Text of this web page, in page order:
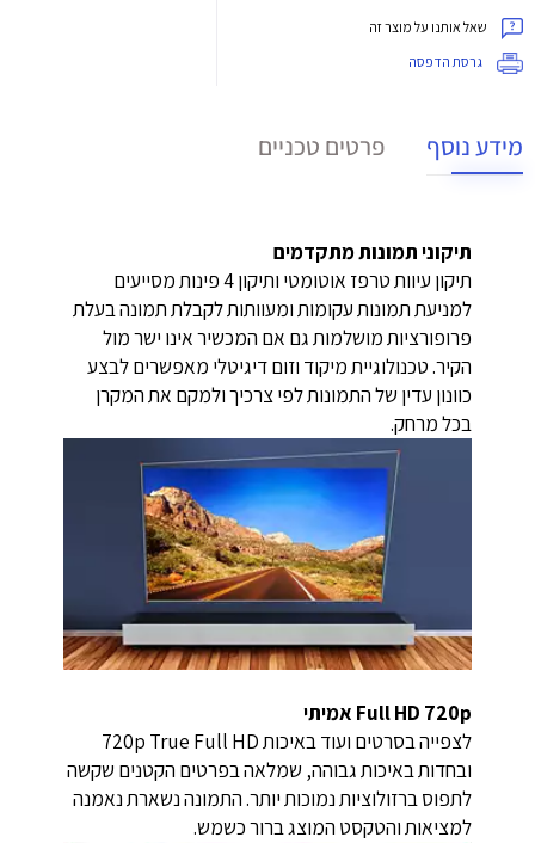
שאל אותנו על מוצר זה
גרסת הדפסה
מידע נוסף פרטים טכניים
תיקוני תמונות מתקדמים
תיקון עיוות טרפז אוטומטי ותיקון 4 פינות מסייעים
למניעת תמונות עקומות ומעוותות לקבלת תמונה בעלת
פרופורציות מושלמות גם אם המכשיר אינו ישר מול
הקיר. טכנולוגיית מיקוד וזום דיגיטלי מאפשרים לבצע
כוונון עדין של התמונות לפי צרכיך ולמקם את המקרן
בכל מרחק.
Full HD 720p אמיתי
לצפייה בסרטים ועוד באיכות True Full HD‏ 720p
ובחדות באיכות גבוהה, שמלאה בפרטים הקטנים שקשה
לתפוס ברזולוציות נמוכות יותר. התמונה נשארת נאמנה
למציאות והטקסט המוצג ברור כשמש.